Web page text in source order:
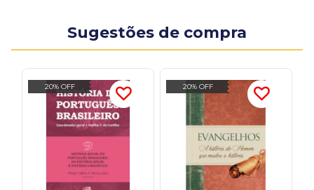
Sugestões de compra
20% OFF 20% OFF